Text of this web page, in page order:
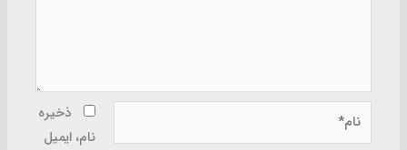
نام*
ذخیره
نام، ایمیل